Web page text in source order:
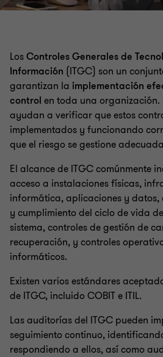
LosControles Generales de
Información (ITGC) son un
garantizan la implementación
control en toda una organización.
ayudan a verificar que estos
implementados y funcionando
que el riesgo se gestione
El alcance de ITGC comúnmente
acceso a instalaciones físicas,
informática, aplicaciones y datos,
y cumplimiento del ciclo de vida
sistema, controles de gestión de
recuperación, y controles
informáticos.
Existen varios estándares
de ITGC, incluido COBIT e ITIL.
Las auditorías del ITGC pueden
seguimiento continuo,
respondiendo a ellos, así como